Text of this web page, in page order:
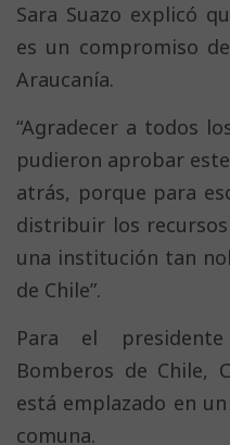
Sara Suazo explicó
es un compromiso
Araucanía.
“Agradecer a todos
pudieron aprobar
atrás, porque para
distribuir los
una institución tan
de Chile”.
Para el
Bomberos de Chile,
está emplazado en
comuna.